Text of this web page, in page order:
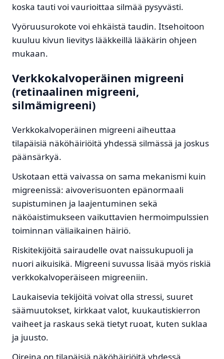
koska tauti voi vaurioittaa silmää pysyvästi.
Vyöruusurokote voi ehkäistä taudin. Itsehoitoon
kuuluu kivun lievitys lääkkeillä lääkärin ohjeen
mukaan.
Verkkokalvoperäinen migreeni
(retinaalinen migreeni,
silmämigreeni)
Verkkokalvoperäinen migreeni aiheuttaa
tilapäisiä näköhäiriöitä yhdessä silmässä ja joskus
päänsärkyä.
Uskotaan että vaivassa on sama mekanismi kuin
migreenissä: aivoverisuonten epänormaali
supistuminen ja laajentuminen sekä
näköaistimukseen vaikuttavien hermoimpulssien
toiminnan väliaikainen häiriö.
Riskitekijöitä sairaudelle ovat naissukupuoli ja
nuori aikuisikä. Migreeni suvussa lisää myös riskiä
verkkokalvoperäiseen migreeniin.
Laukaisevia tekijöitä voivat olla stressi, suuret
säämuutokset, kirkkaat valot, kuukautiskierron
vaiheet ja raskaus sekä tietyt ruoat, kuten suklaa
ja juusto.
Oireina on tilapäisiä näköhäiriöitä yhdessä